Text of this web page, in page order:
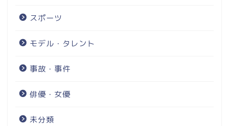
スポーツ
モデル・タレント
事故・事件
俳優・女優
未分類